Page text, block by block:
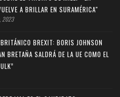
A BRILLAR EN SURAMÉRICA"
2023
BREXIT: BORIS JOHNSON
BRETAÑA SALDRÁ DE LA UE COMO EL